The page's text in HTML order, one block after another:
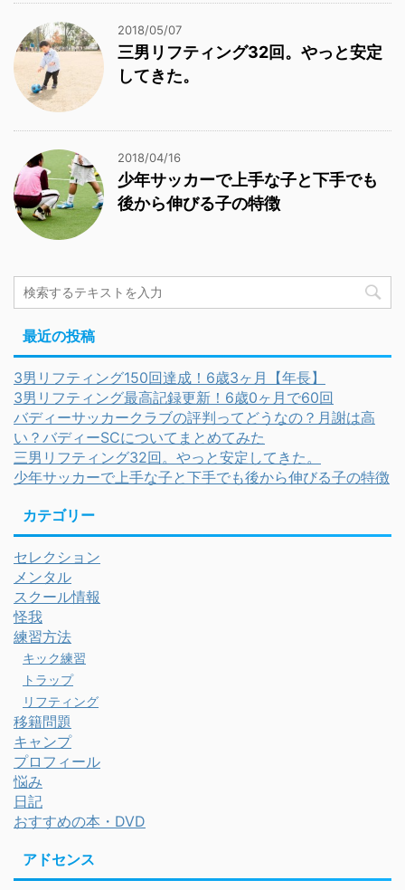
2018/05/07
三男リフティング32回。やっと安定
してきた。
2018/04/16
少年サッカーで上手な子と下手でも
後から伸びる子の特徴
最近の投稿
3男リフティング150回達成！6歳3ヶ月【年長】
3男リフティング最高記録更新！6歳0ヶ月で60回
バディーサッカークラブの評判ってどうなの？月謝は高
い？バディーSCについてまとめてみた
三男リフティング32回。やっと安定してきた。
少年サッカーで上手な子と下手でも後から伸びる子の特徴
カテゴリー
セレクション
メンタル
スクール情報
怪我
練習方法
キック練習
トラップ
リフティング
移籍問題
キャンプ
プロフィール
悩み
日記
おすすめの本・DVD
アドセンス